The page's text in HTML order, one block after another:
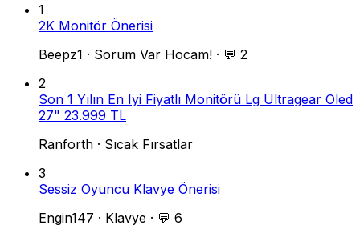
1
2K Monitör Önerisi
Beepz1 · Sorum Var Hocam! · 💬 2
2
Son 1 Yılın En Iyi Fiyatlı Monitörü Lg Ultragear Oled
27" 23.999 TL
Ranforth · Sıcak Fırsatlar
3
Sessiz Oyuncu Klavye Önerisi
Engin147 · Klavye · 💬 6